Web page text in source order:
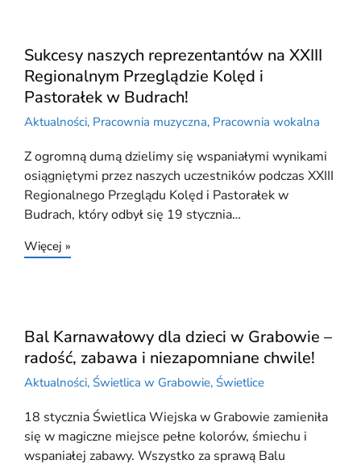
Sukcesy naszych reprezentantów na XXIII
Regionalnym Przeglądzie Kolęd i
Pastorałek w Budrach!
Aktualności, Pracownia muzyczna, Pracownia wokalna
Z ogromną dumą dzielimy się wspaniałymi wynikami
osiągniętymi przez naszych uczestników podczas XXIII
Regionalnego Przeglądu Kolęd i Pastorałek w
Budrach, który odbył się 19 stycznia…
Więcej »
Bal Karnawałowy dla dzieci w Grabowie –
radość, zabawa i niezapomniane chwile!
Aktualności, Świetlica w Grabowie, Świetlice
18 stycznia Świetlica Wiejska w Grabowie zamieniła
się w magiczne miejsce pełne kolorów, śmiechu i
wspaniałej zabawy. Wszystko za sprawą Balu